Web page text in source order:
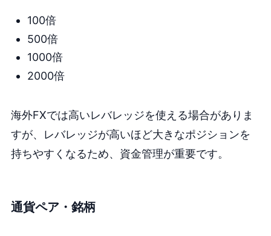
100倍
500倍
1000倍
2000倍
海外FXでは高いレバレッジを使える場合がありま
すが、レバレッジが高いほど大きなポジションを
持ちやすくなるため、資金管理が重要です。
通貨ペア・銘柄